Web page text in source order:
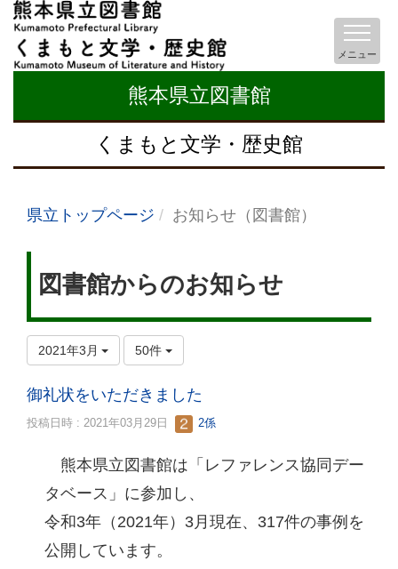
熊本県立図書館
くまもと文学・歴史館
メニュー
県立トップページ お知らせ（図書館）
図書館からのお知らせ
2021年3月 50件
御礼状をいただきました
投稿日時 : 2021年03月29日 2係
熊本県立図書館は「レファレンス協同デー
タベース」に参加し、
令和3年（2021年）3月現在、317件の事例を
公開しています。